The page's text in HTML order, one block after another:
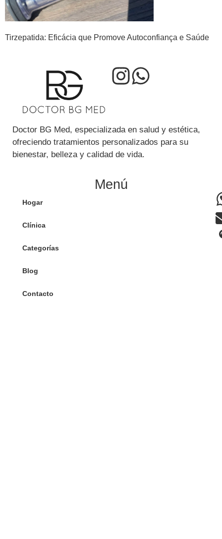
Tirzepatida: Eficácia que Promove Autoconfiança e Saúde
Doctor BG Med, especializada en salud y estética,
ofreciendo tratamientos personalizados para su
bienestar, belleza y calidad de vida.
Menú
Hogar
Clínica
Categorías
Blog
Contacto